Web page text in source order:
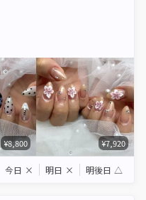
¥8,800 ¥7,920
今日 × 明日 × 明後日 △